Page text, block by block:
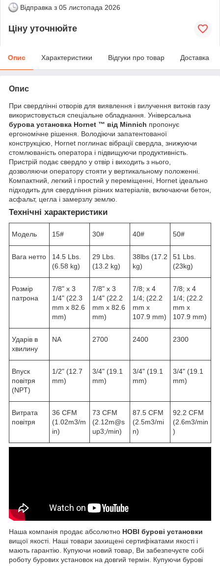
Відправка з 05 листопада 2026
Ціну уточнюйте
Опис Характеристики Відгуки про товар Доставка
Опис
При свердлінні отворів для виявлення і вилучення витоків газу
використовується спеціальне обладнання. Універсальна
бурова установка Hornet ™ від Minnich пропонує
ергономічне рішення. Володіючи запатентованої
конструкцією, Hornet поглинає вібрації свердла, знижуючи
стомлюваність оператора і підвищуючи продуктивність.
Пристрій подає свердло у отвір і виходить з нього,
дозволяючи оператору стояти у вертикальному положенні.
Компактний, легкий і простий у переміщенні, Hornet ідеально
підходить для свердління різних матеріалів, включаючи бетон,
асфальт, цегла і замерзлу землю.
Технічні характеристики
Модель 15# 30# 40# 50#
Вага нетто
14.5 Lbs.
(6.58 kg)
29 Lbs.
(13.2 kg)
38lbs (17.2
kg)
51 Lbs.
(23kg)
Розмір
патрона
7/8" x 3
1/4" (22.3
mm x 82.6
mm)
7/8" x 3
1/4" (22.2
mm x 82.6
mm)
7/8; x 4
1/4; (22.2
mm x
107.9 mm)
7/8; x 4
1/4; (22.2
mm x
107.9 mm)
Ударів в
хвилину
NA 2700 2400 2300
Впуск
повітря
(NPT)
1/2" (12.7
mm)
3/4" (19.1
mm)
3/4" (19.1
mm)
3/4" (19.1
mm)
Витрата
повітря
36 CFM
(1.02m3/m
in)
73 CFM
(2.12m@s
up3;/min)
87.5 CFM
(2.5m3/mi
n)
92.2 CFM
(2.6m3/min
)
Наша компанія продає абсолютно НОВІ бурові установки
вищої якості. Наші товари захищені сертифікатами якості і
мають гарантію. Купуючи новий товар, Ви забезпечуєте собі
роботу бурових установок на довгий термін. Купуючи бурові